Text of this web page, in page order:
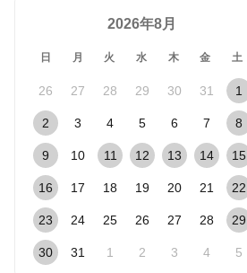
2026年8月
日 月 火 水 木 金 土
26 27 28 29 30 31 1
2 3 4 5 6 7 8
9 10 11 12 13 14 15
16 17 18 19 20 21 22
23 24 25 26 27 28 29
30 31 1 2 3 4 5